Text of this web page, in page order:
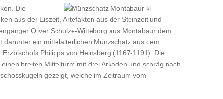
Die
aus der Eiszeit, Artefakten aus der Steinzeit und
Oliver Schulze-Witteborg aus Montabaur dem
ein mittelalterlichen Münzschatz aus dem
Philipps von Heinsberg (1167-1191). Die
breiten Mittelturm mit drei Arkaden und schräg nach
gezeigt, welche im Zeitraum vom